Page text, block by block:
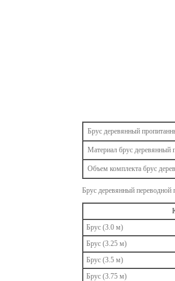
Брус деревянный
Материал брус деревянный
Объем комплекта брус
Брус деревянный переводной
Брус (3.0 м)
Брус (3.25 м)
Брус (3.5 м)
Брус (3.75 м)